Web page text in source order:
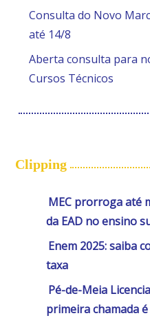
Consulta do Novo
até 14/8
Aberta consulta para
Cursos Técnicos
Clipping
MEC prorroga até
da EAD no ensino
Enem 2025: saiba
taxa
Pé-de-Meia
primeira chamada